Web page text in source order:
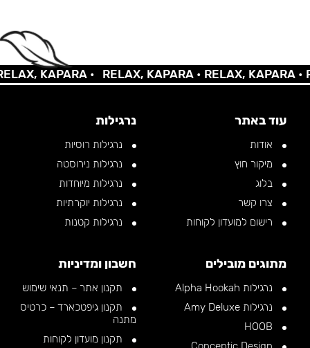
KAPARA • RELAX, KAPARA •RELAX, KAPARA •
עוד באתר
אודות
מיקור חוץ
בלוג
צרו קשר
רישום למועדון לקוחות
נרגילות
נרגילות רוסיות
נרגילות נירוסטה
נרגילות מיוחדות
נרגילות יוקרתיות
נרגילות קטנות
מתוגים מובילים
נרגילות Alpha Hookah
נרגילות Amy Deluxe
חשבון ומדיניות
תקנון אתר – תנאי שימוש
תקנון גיפטכארד – כרטיס
מתנה
תקנון מועדון לקוחות